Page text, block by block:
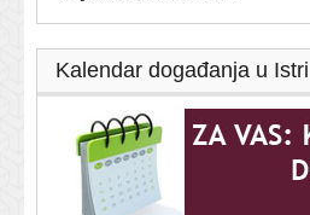
Kalendar događanja u Istri